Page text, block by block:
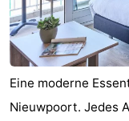
Eine moderne
Nieuwpoort. Jedes